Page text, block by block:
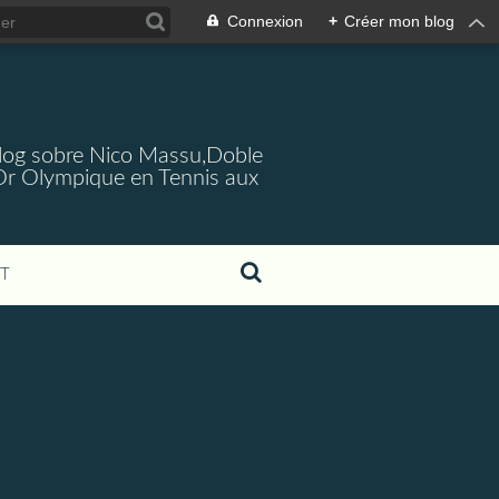
Connexion + Créer mon blog
sobre Nico Massu,Doble
Olympique en Tennis aux